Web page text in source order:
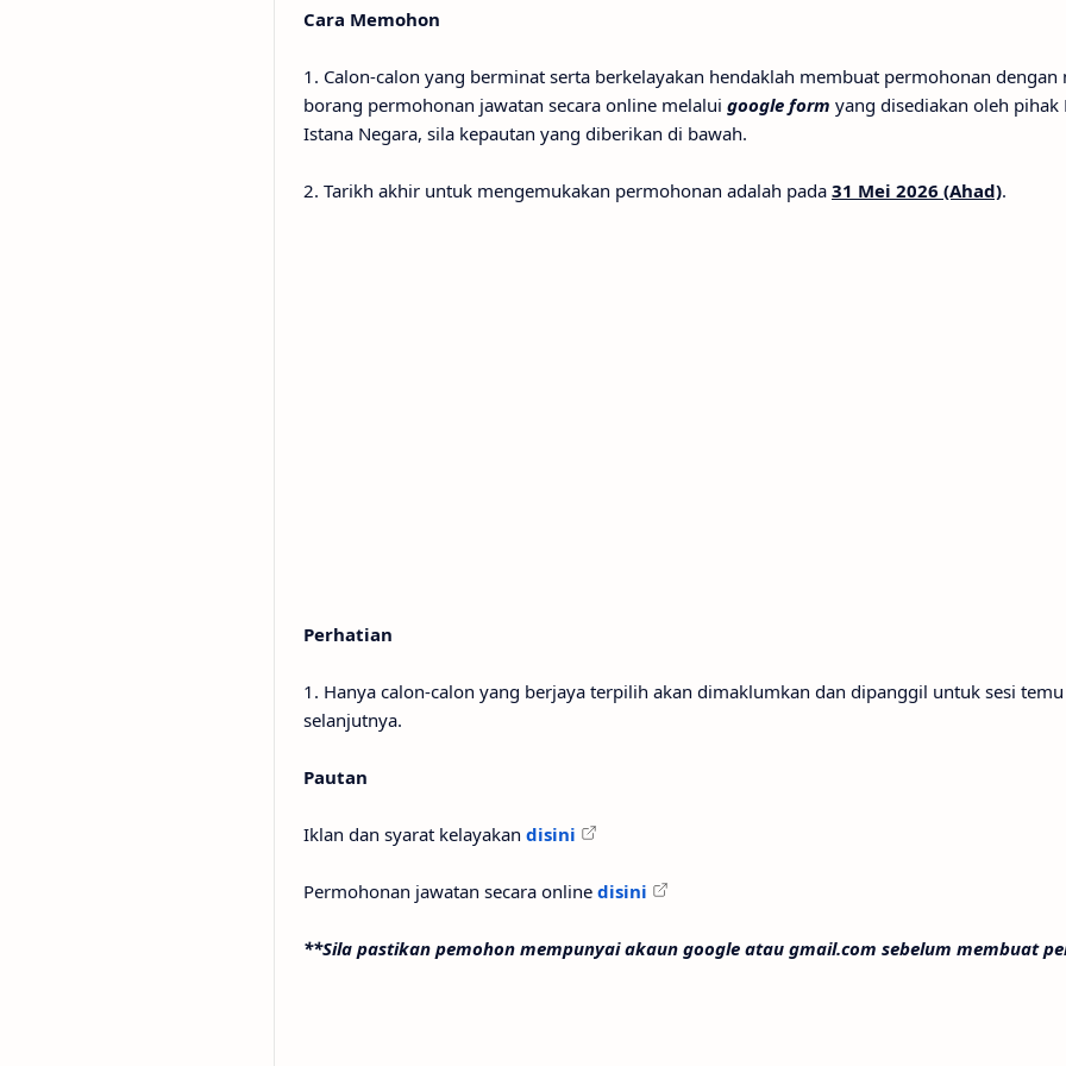
Cara Memohon
1. Calon-calon yang berminat serta berkelayakan hendaklah membuat permohonan dengan
borang permohonan jawatan secara online melalui google form yang disediakan oleh pihak
Istana Negara, sila kepautan yang diberikan di bawah.
2. Tarikh akhir untuk mengemukakan permohonan adalah pada 31 Mei 2026 (Ahad).
Perhatian
1. Hanya calon-calon yang berjaya terpilih akan dimaklumkan dan dipanggil untuk sesi
selanjutnya.
Pautan
Iklan dan syarat kelayakan disini
Permohonan jawatan secara online disini
**Sila pastikan pemohon mempunyai akaun google atau gmail.com sebelum membuat